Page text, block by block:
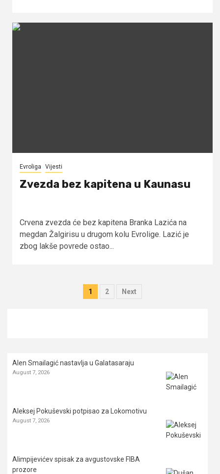
Evroliga Vijesti
Zvezda bez kapitena u Kaunasu
Crvena zvezda će bez kapitena Branka Lazića na
megdan Žalgirisu u drugom kolu Evrolige. Lazić je
zbog lakše povrede ostao...
Posts
1 2 Next
Alen Smailagić nastavlja u Galatasaraju
August 7, 2026
Aleksej Pokuševski potpisao za Lokomotivu
August 7, 2026
Alimpijevićev spisak za avgustovske FIBA
prozore